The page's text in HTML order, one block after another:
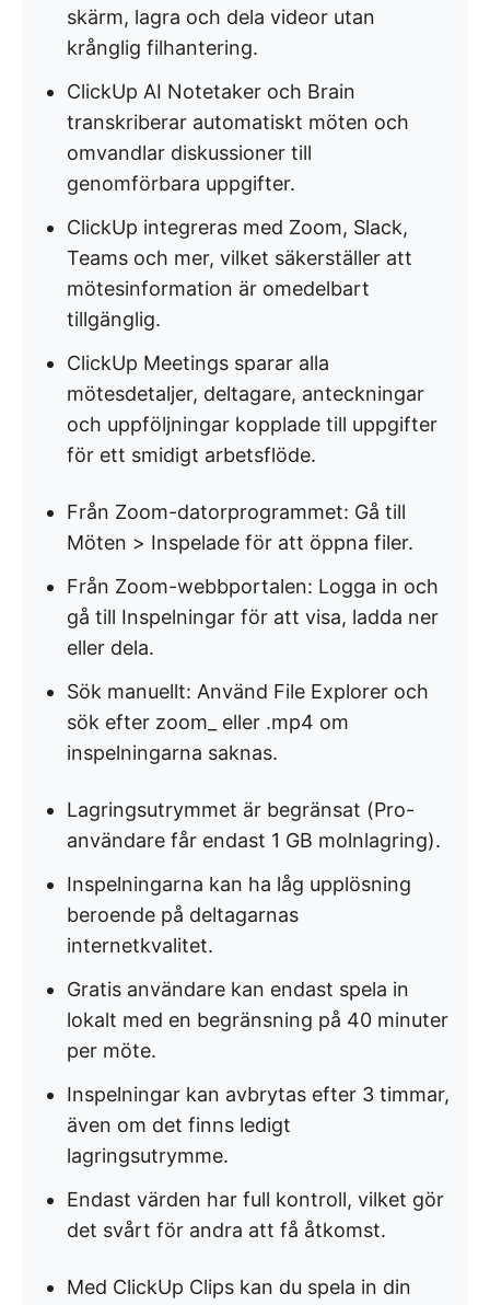
skärm, lagra och dela videor utan
krånglig filhantering.
ClickUp AI Notetaker och Brain
transkriberar automatiskt möten och
omvandlar diskussioner till
genomförbara uppgifter.
ClickUp integreras med Zoom, Slack,
Teams och mer, vilket säkerställer att
mötesinformation är omedelbart
tillgänglig.
ClickUp Meetings sparar alla
mötesdetaljer, deltagare, anteckningar
och uppföljningar kopplade till uppgifter
för ett smidigt arbetsflöde.
Från Zoom-datorprogrammet: Gå till
Möten > Inspelade för att öppna filer.
Från Zoom-webbportalen: Logga in och
gå till Inspelningar för att visa, ladda ner
eller dela.
Sök manuellt: Använd File Explorer och
sök efter zoom_ eller .mp4 om
inspelningarna saknas.
Lagringsutrymmet är begränsat (Pro-
användare får endast 1 GB molnlagring).
Inspelningarna kan ha låg upplösning
beroende på deltagarnas
internetkvalitet.
Gratis användare kan endast spela in
lokalt med en begränsning på 40 minuter
per möte.
Inspelningar kan avbrytas efter 3 timmar,
även om det finns ledigt
lagringsutrymme.
Endast värden har full kontroll, vilket gör
det svårt för andra att få åtkomst.
Med ClickUp Clips kan du spela in din